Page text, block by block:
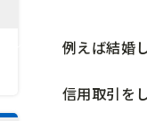
例えば結婚
信用取引を